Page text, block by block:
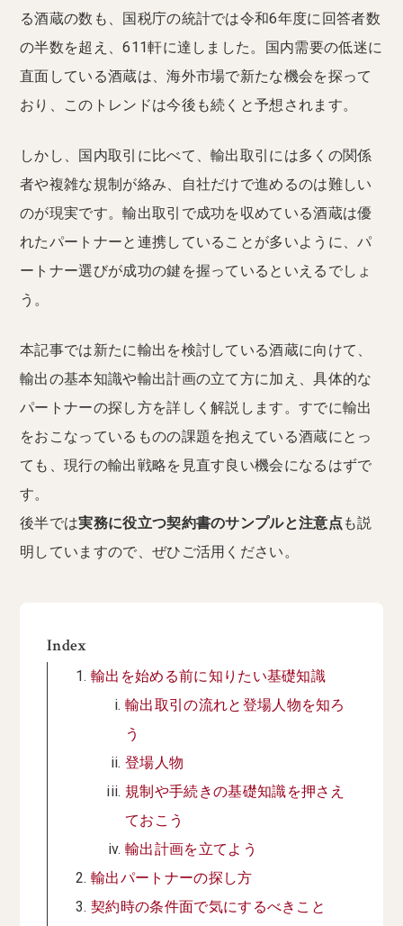
る酒蔵の数も、国税庁の統計では令和6年度に回答者数
の半数を超え、611軒に達しました。国内需要の低迷に
直面している酒蔵は、海外市場で新たな機会を探って
おり、このトレンドは今後も続くと予想されます。
しかし、国内取引に比べて、輸出取引には多くの関係
者や複雑な規制が絡み、自社だけで進めるのは難しい
のが現実です。輸出取引で成功を収めている酒蔵は優
れたパートナーと連携していることが多いように、パ
ートナー選びが成功の鍵を握っているといえるでしょ
う。
本記事では新たに輸出を検討している酒蔵に向けて、
輸出の基本知識や輸出計画の立て方に加え、具体的な
パートナーの探し方を詳しく解説します。すでに輸出
をおこなっているものの課題を抱えている酒蔵にとっ
ても、現行の輸出戦略を見直す良い機会になるはずで
す。
後半では実務に役立つ契約書のサンプルと注意点 も説
明していますので、ぜひご活用ください。
Index
輸出を始める前に知りたい基礎知識
輸出取引の流れと登場人物を知ろ
う
登場人物
規制や手続きの基礎知識を押さえ
ておこう
輸出計画を立てよう
輸出パートナーの探し方
契約時の条件面で気にするべきこと